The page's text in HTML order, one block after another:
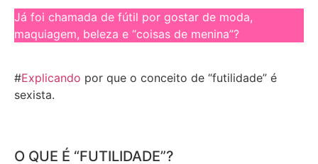
Já foi chamada de fútil por gostar de moda,
maquiagem, beleza e “coisas de menina”?
#Explicando por que o conceito de “futilidade” é
sexista.
O QUE É “FUTILIDADE”?